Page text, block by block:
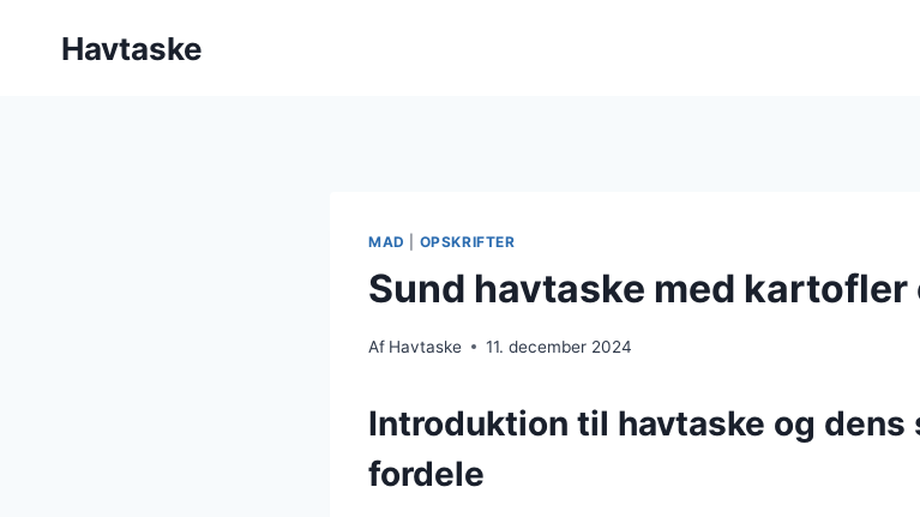
Havtaske
MAD OPSKRIFTER
Sund havtaske med
Af Havtaske 11. december 2024
Introduktion til havtaske og
fordele